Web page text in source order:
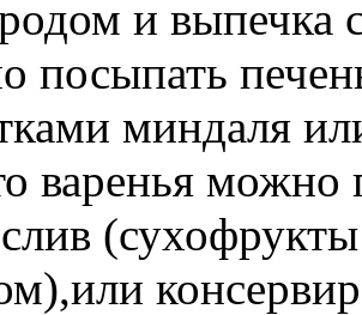
и выпечка
посыпать
миндаля
варенья можно